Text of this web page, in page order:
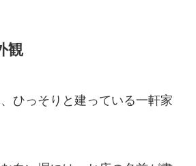
観
ひっそりと建っている一軒家